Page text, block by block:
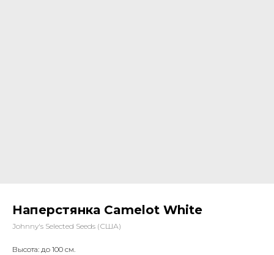
Наперстянка Camelot White
Johnny's Selected Seeds (США)
Высота: до 100 см.